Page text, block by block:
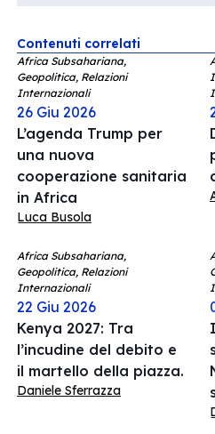
Contenuti correlati
Africa Subsahariana,
Geopolitica, Relazioni
Internazionali
26 Giu 2026
L’agenda Trump per
una nuova
cooperazione sanitaria
in Africa
Luca Busola
Africa Subsahariana,
Geopolitica, Relazioni
Internazionali
22 Giu 2026
Kenya 2027: Tra
l’incudine del debito e
il martello della piazza.
Daniele Sferrazza